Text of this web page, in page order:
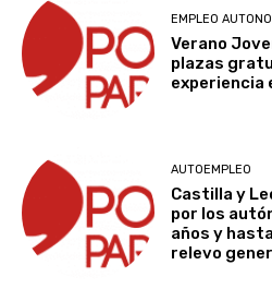
EMPLEO
Verano
plazas
experiencia
AUTOEMPLEO
Castilla y
por los
años y
relevo